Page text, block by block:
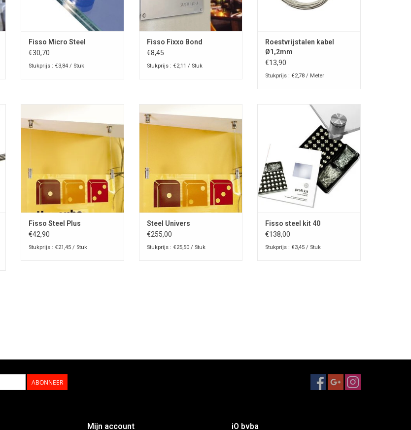
Fisso Micro Steel
€30,70
Stukprijs : €3,84 / Stuk
Fisso Fixxo Bond
€8,45
Stukprijs : €2,11 / Stuk
Roestvrijstalen kabel
Ø1,2mm
€13,90
Stukprijs : €2,78 / Meter
cable support
TOEVOEGEN AAN WINKELWAGEN
Fisso Steel Plus
€42,90
Stukprijs : €21,45 / Stuk
steun voor kabel
TOEVOEGEN AAN WINKELWAGEN
Steel Univers
€255,00
Stukprijs : €25,50 / Stuk
Fisso steel kit 40
TOEVOEGEN AAN WINKELWAGEN
Fisso steel kit 40
€138,00
Stukprijs : €3,45 / Stuk
ABONNEER
Mijn account iO bvba